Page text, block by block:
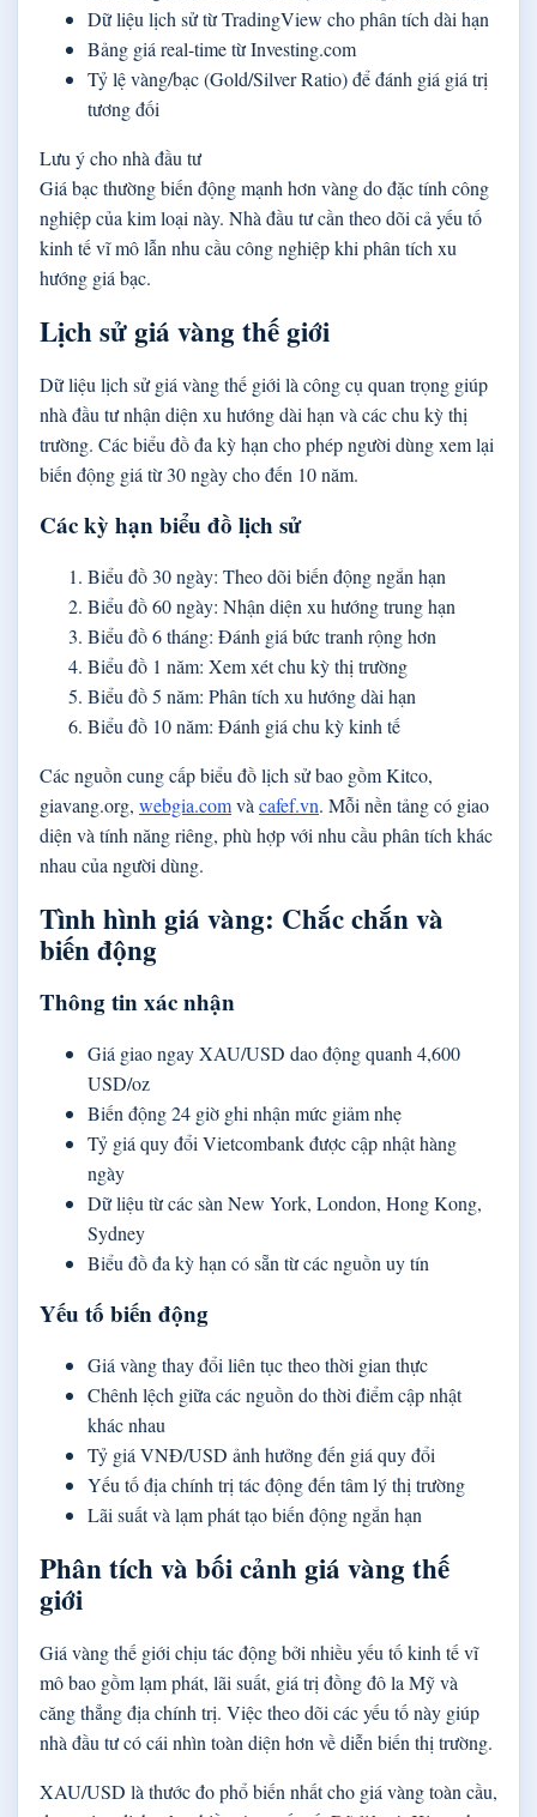
Dữ liệu lịch sử từ TradingView cho phân tích dài hạn
Bảng giá real-time từ Investing.com
Tỷ lệ vàng/bạc (Gold/Silver Ratio) để đánh giá giá trị
tương đối
Lưu ý cho nhà đầu tư
Giá bạc thường biến động mạnh hơn vàng do đặc tính công
nghiệp của kim loại này. Nhà đầu tư cần theo dõi cả yếu tố
kinh tế vĩ mô lẫn nhu cầu công nghiệp khi phân tích xu
hướng giá bạc.
Lịch sử giá vàng thế giới
Dữ liệu lịch sử giá vàng thế giới là công cụ quan trọng giúp
nhà đầu tư nhận diện xu hướng dài hạn và các chu kỳ thị
trường. Các biểu đồ đa kỳ hạn cho phép người dùng xem lại
biến động giá từ 30 ngày cho đến 10 năm.
Các kỳ hạn biểu đồ lịch sử
Biểu đồ 30 ngày: Theo dõi biến động ngắn hạn
Biểu đồ 60 ngày: Nhận diện xu hướng trung hạn
Biểu đồ 6 tháng: Đánh giá bức tranh rộng hơn
Biểu đồ 1 năm: Xem xét chu kỳ thị trường
Biểu đồ 5 năm: Phân tích xu hướng dài hạn
Biểu đồ 10 năm: Đánh giá chu kỳ kinh tế
Các nguồn cung cấp biểu đồ lịch sử bao gồm Kitco,
giavang.org, webgia.comvàcafef.vn. Mỗi nền tảng có giao
diện và tính năng riêng, phù hợp với nhu cầu phân tích khác
nhau của người dùng.
Tình hình giá vàng: Chắc chắn và
biến động
Thông tin xác nhận
Giá giao ngay XAU/USD dao động quanh 4,600
USD/oz
Biến động 24 giờ ghi nhận mức giảm nhẹ
Tỷ giá quy đổi Vietcombank được cập nhật hàng
ngày
Dữ liệu từ các sàn New York, London, Hong Kong,
Sydney
Biểu đồ đa kỳ hạn có sẵn từ các nguồn uy tín
Yếu tố biến động
Giá vàng thay đổi liên tục theo thời gian thực
Chênh lệch giữa các nguồn do thời điểm cập nhật
khác nhau
Tỷ giá VNĐ/USD ảnh hưởng đến giá quy đổi
Yếu tố địa chính trị tác động đến tâm lý thị trường
Lãi suất và lạm phát tạo biến động ngắn hạn
Phân tích và bối cảnh giá vàng thế
giới
Giá vàng thế giới chịu tác động bởi nhiều yếu tố kinh tế vĩ
mô bao gồm lạm phát, lãi suất, giá trị đồng đô la Mỹ và
căng thẳng địa chính trị. Việc theo dõi các yếu tố này giúp
nhà đầu tư có cái nhìn toàn diện hơn về diễn biến thị trường.
XAU/USD là thước đo phổ biến nhất cho giá vàng toàn cầu,